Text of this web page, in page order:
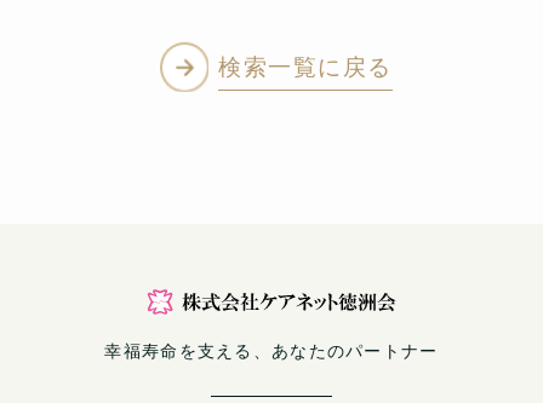
検索一覧に戻る
幸福寿命を支える、あなたのパートナー